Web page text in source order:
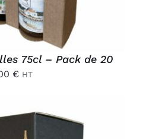
75cl – Pack de 20
€ HT